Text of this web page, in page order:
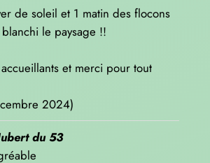
de soleil et 1 matin des flocons
le paysage !!
et merci pour tout
2024)
du 53